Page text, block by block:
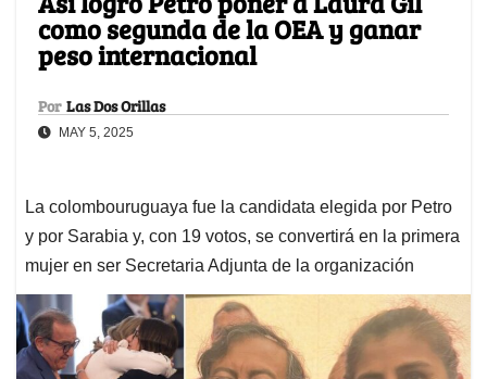
como segunda de la OEA y ganar
peso internacional
Por Las Dos Orillas
MAY 5, 2025
La colombouruguaya fue la candidata elegida por Petro
y por Sarabia y, con 19 votos, se convertirá en la primera
mujer en ser Secretaria Adjunta de la organización